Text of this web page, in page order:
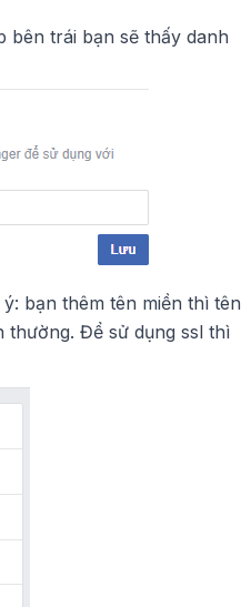
bên trái bạn sẽ thấy danh
bạn thêm tên miền thì tên
thường. Để sử dụng ssl thì